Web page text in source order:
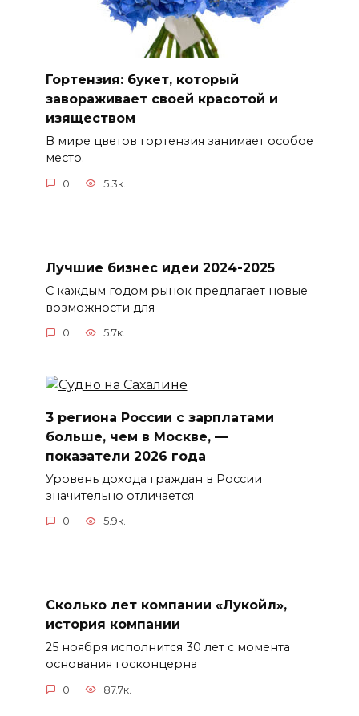
Гортензия: букет, который
завораживает своей красотой и
изяществом
В мире цветов гортензия занимает особое
место.
0 5.3к.
Лучшие бизнес идеи 2024-2025
С каждым годом рынок предлагает новые
возможности для
0 5.7к.
3 региона России с зарплатами
больше, чем в Москве, —
показатели 2026 года
Уровень дохода граждан в России
значительно отличается
0 5.9к.
Сколько лет компании «Лукойл»,
история компании
25 ноября исполнится 30 лет с момента
основания госконцерна
0 87.7к.